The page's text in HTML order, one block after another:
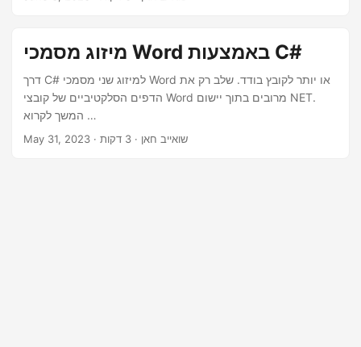
מיזוג מסמכי Word באמצעות C#
דרך C# למיזוג שני מסמכי Word או יותר לקובץ בודד. שלב רק את
הדפים הסלקטיביים של קובצי Word מרובים בתוך יישום NET.
המשך לקרוא …
May 31, 2023 · שואייב חאן · 3 דקות